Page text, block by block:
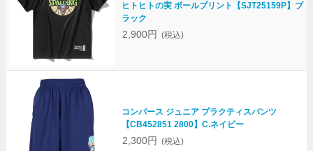
ヒトヒトの実 ボールプリント【SJT25159P】ブ
ラック
2,900円 (税込)
コンバース ジュニア プラクティスパンツ
【CB452851 2800】C.ネイビー
2,300円 (税込)